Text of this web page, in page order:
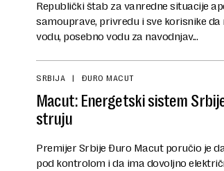
Republički štab za vanredne situacije
samouprave, privredu i sve korisnike
vodu, posebno vodu za navodnjav...
SRBIJA ĐURO MACUT
Macut: Energetski sistem
struju
Premijer Srbije Đuro Macut poručio je
pod kontrolom i da ima dovoljno